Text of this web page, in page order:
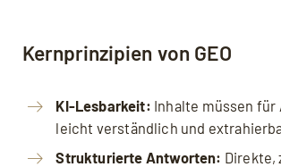
Kernprinzipien von GEO
KI-Lesbarkeit: Inhalte müssen für
leicht verständlich und
Strukturierte Antworten: Direkte,